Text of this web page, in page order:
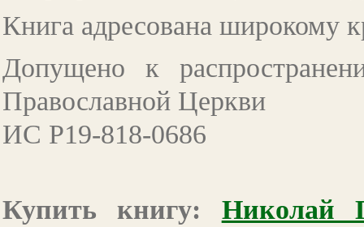
Книга адресована широкому
Допущено к
Православной Церкви
ИС Р19-818-0686
Купить книгу: Николай